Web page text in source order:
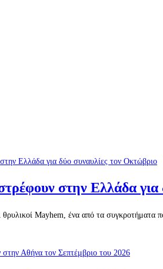
στην Ελλάδα
Mayhem, ένα από τα συγκροτήματα